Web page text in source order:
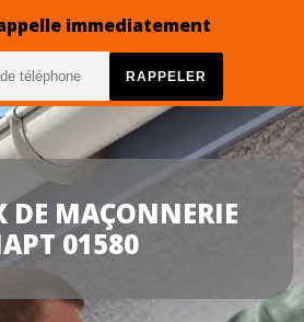
immediatement
DE MAÇONNERIE
01580